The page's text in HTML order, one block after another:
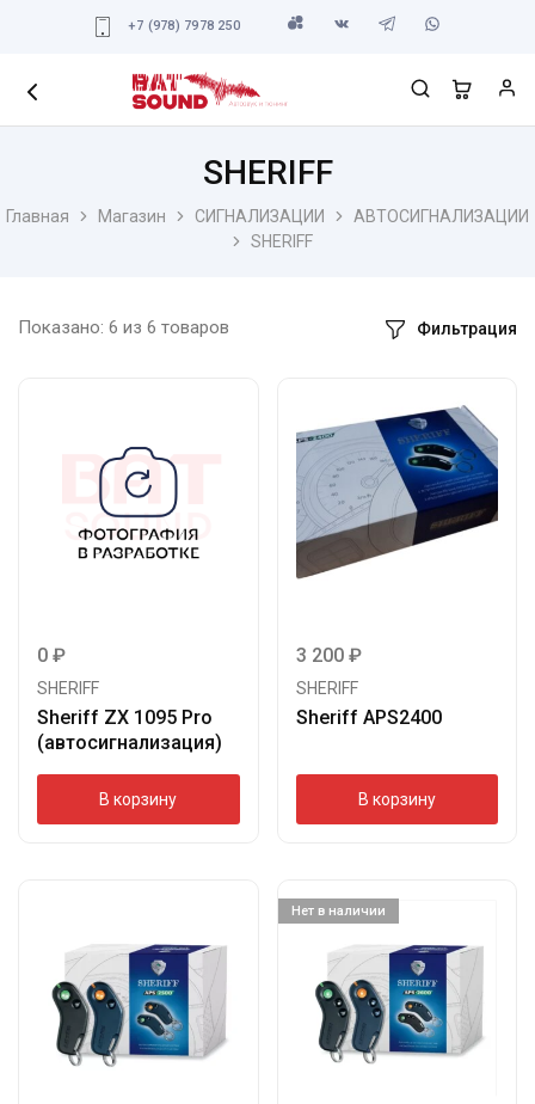
+7 (978) 7978 250
Главная Магазин СИГНАЛИЗАЦИИ
АВТОСИГНАЛИЗАЦИИ
SHERIFF
SHERIFF
Показано: 6 из 6 товаров Фильтрация
0 ₽
SHERIFF
Sheriff ZX 1095 Pro
(автосигнализация)
В корзину
3 200 ₽
SHERIFF
Sheriff APS2400
В корзину
Нет в наличии